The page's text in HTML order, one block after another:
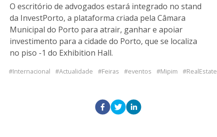
O escritório de advogados estará integrado no stand
da InvestPorto, a plataforma criada pela Câmara
Municipal do Porto para atrair, ganhar e apoiar
investimento para a cidade do Porto, que se localiza
no piso -1 do Exhibition Hall.
Internacional Actualidade Feiras eventos Mipim RealEstate